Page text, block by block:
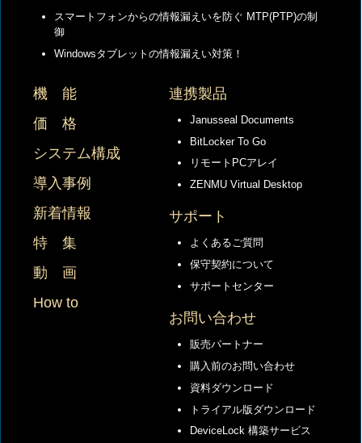
スマートフォンからの情報漏えいを防ぐ MTP(PTP)の制
御
Windowsタブレットの情報漏えい対策！
機 能
価 格
システム構成
導入事例
新着情報
特 集
動 画
How to
連携製品
Janusseal Documents
BitLocker To Go
リモートPCアレイ
ZENMU Virtual Desktop
サポート
よくあるご質問
保守契約について
サポートセンター
お問い合わせ
販売パートナー
購入前のお問い合わせ
資料ダウンロード
トライアル版ダウンロード
DeviceLock 構築サービス